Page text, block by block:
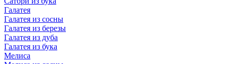
Галатея
Галатея из сосны
Галатея из березы
Галатея из дуба
Галатея из бука
Мелиса